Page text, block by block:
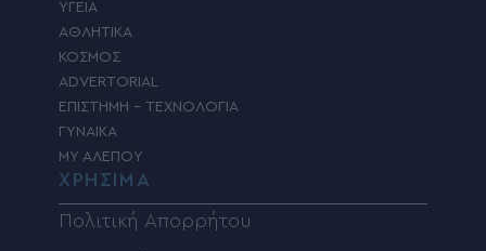
ΥΓΕΙΑ
ΑΘΛΗΤΙΚΑ
ΚΟΣΜΟΣ
ADVERTORIAL
ΕΠΙΣΤΗΜΗ – ΤΕΧΝΟΛΟΓΙΑ
ΓΥΝΑΙΚΑ
MY ΑΛΕΠΟΥ
ΧΡΗΣΙΜΑ
Πολιτική Απορρήτου